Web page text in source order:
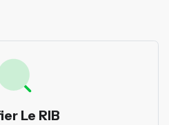
Le RIB